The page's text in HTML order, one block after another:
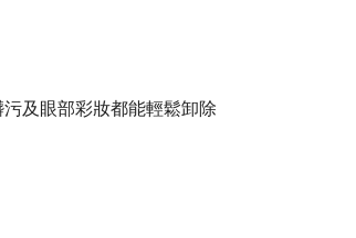
及眼部彩妝都能輕鬆卸除